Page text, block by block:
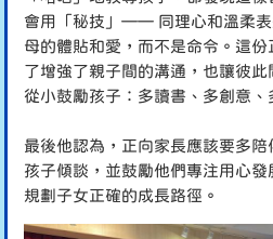
會用「秘技」—— 同理心和溫柔
母的體貼和愛，而不是命令。這
了增強了親子間的溝通，也讓彼
從小鼓勵孩子 ： 多讀書、多創意、
最後他認為，正向家長應該要多
孩子傾談，並鼓勵他們專注用心發
規劃子女正確的成長路徑。